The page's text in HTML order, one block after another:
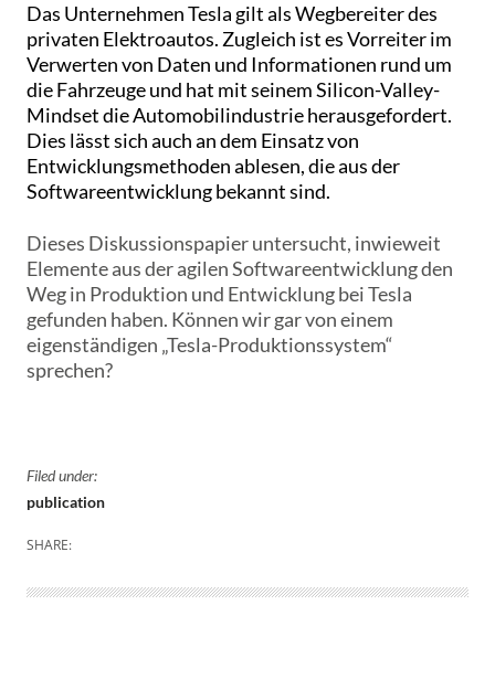
Das Unternehmen Tesla gilt als Wegbereiter des
privaten Elektroautos. Zugleich ist es Vorreiter im
Verwerten von Daten und Informationen rund um
die Fahrzeuge und hat mit seinem Silicon-Valley-
Mindset die Automobilindustrie herausgefordert.
Dies lässt sich auch an dem Einsatz von
Entwicklungsmethoden ablesen, die aus der
Softwareentwicklung bekannt sind.
Dieses Diskussionspapier untersucht, inwieweit
Elemente aus der agilen Softwareentwicklung den
Weg in Produktion und Entwicklung bei Tesla
gefunden haben. Können wir gar von einem
eigenständigen „Tesla-Produktionssystem“
sprechen?
Filed under:
publication
SHARE: